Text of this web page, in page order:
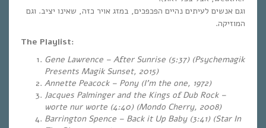
וגם אנשים לעיתים נהיים הפכפכים, במזג אויר כזה, שאינו יציב. וגם
המוזיקה.
The Playlist:
Gene Lawrence – After Sunrise (5:37) (Psychemagik
Presents Magik Sunset, 2015)
Annette Peacock – Pony (I’m the one, 1972)
Jacques Palminger and the Kings of Dub Rock –
worte nur worte (4:40) (Mondo Cherry, 2008)
Barrington Spence – Back it Up Baby (3:41) (Star In